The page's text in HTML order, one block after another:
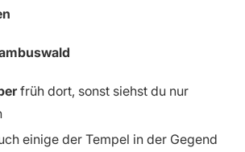
früh dort, sonst siehst du nur
einige der Tempel in der Gegend